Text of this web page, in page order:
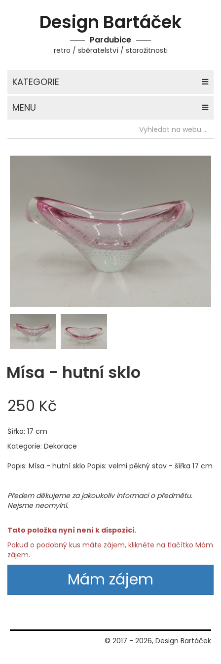
Design Bartáček
Pardubice
retro / sběratelství / starožitnosti
KATEGORIE
MENU
Mísa - hutní sklo
250 Kč
Šířka: 17 cm
Kategorie: Dekorace
Popis: Mísa - hutní sklo Popis: velmi pěkný stav - šířka 17 cm
Předem děkujeme za jakoukoliv informaci o předmětu.
Nejsme neomylní.
Tato položka nyní není k dispozici.
Pokud o podobný kus máte zájem, klikněte na tlačítko Mám
zájem.
Mám zájem
© 2017 - 2026, Design Bartáček